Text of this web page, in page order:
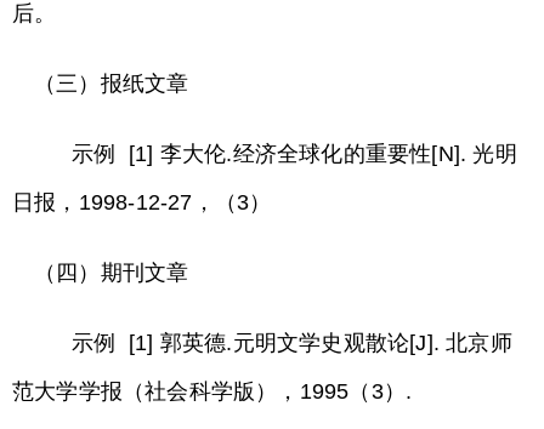
后。
（三）报纸文章
示例 [1] 李大伦.经济全球化的重要性[N]. 光明
日报，1998-12-27，（3）
（四）期刊文章
示例 [1] 郭英德.元明文学史观散论[J]. 北京师
范大学学报（社会科学版），1995（3）.